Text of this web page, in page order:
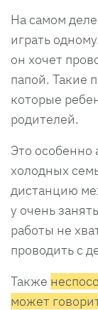
На самом
играть
он хочет
папой. Такие
которые
родителей.
Это особенно
холодных
дистанцию
у очень
работы не
проводить с
Также
может